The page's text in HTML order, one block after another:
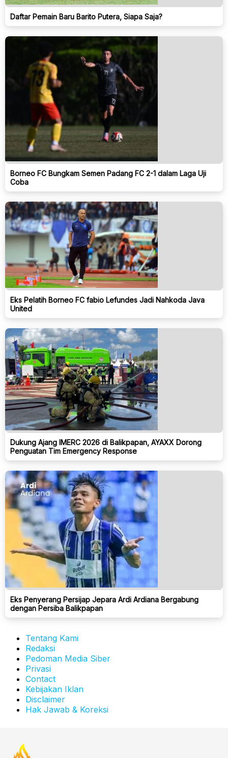
Daftar Pemain Baru Barito Putera, Siapa Saja?
Borneo FC Bungkam Semen Padang FC 2-1 dalam Laga Uji
Coba
Eks Pelatih Borneo FC fabio Lefundes Jadi Nahkoda Java
United
Dukung Ajang IMERC 2026 di Balikpapan, AYAXX Dorong
Penguatan Tim Emergency Response
Eks Penyerang Persijap Jepara Ardi Ardiana Bergabung
dengan Persiba Balikpapan
Tentang Kami
Redaksi
Pedoman Media Siber
Privasi
Contact
Kebijakan Iklan
Disclaimer
Hak Jawab & Koreksi